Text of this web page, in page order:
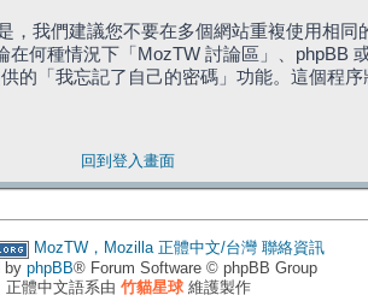
我們建議您不要在多個網站重複使用相
何種情況下「MozTW 討論區」、phpBB
的「我忘記了自己的密碼」功能。這個程
回到登入畫面
MozTW，Mozilla 正體中文/台灣 聯絡資訊
by phpBB® Forum Software © phpBB Group
正體中文語系由 竹貓星球維護製作